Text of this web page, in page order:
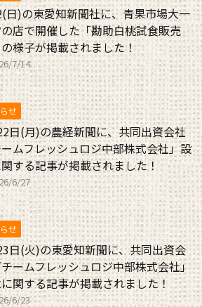
日)の東愛知新聞社に、青果市場大一
店で開催した「勘助白桃試食販売
様子が掲載されました！
7/14
せ
日(月)の農経新聞に、共同出資会社
ムフレッシュロジ中部株式会社」設
する記事が掲載されました！
6/27
せ
日(火)の東愛知新聞に、共同出資会
ームフレッシュロジ中部株式会社」
関する記事が掲載されました！
6/23